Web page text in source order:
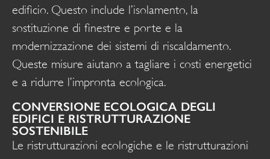
edificio. Questo include l’isolamento, la
sostituzione di finestre e porte e la
modernizzazione dei sistemi di riscaldamento.
Queste misure aiutano a tagliare i costi energetici
e a ridurre l’impronta ecologica.
CONVERSIONE ECOLOGICA DEGLI
EDIFICI E RISTRUTTURAZIONE
SOSTENIBILE
Le ristrutturazioni ecologiche e le ristrutturazioni